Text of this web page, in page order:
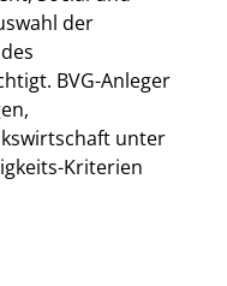
der
BVG-Anleger
unter
Kriterien